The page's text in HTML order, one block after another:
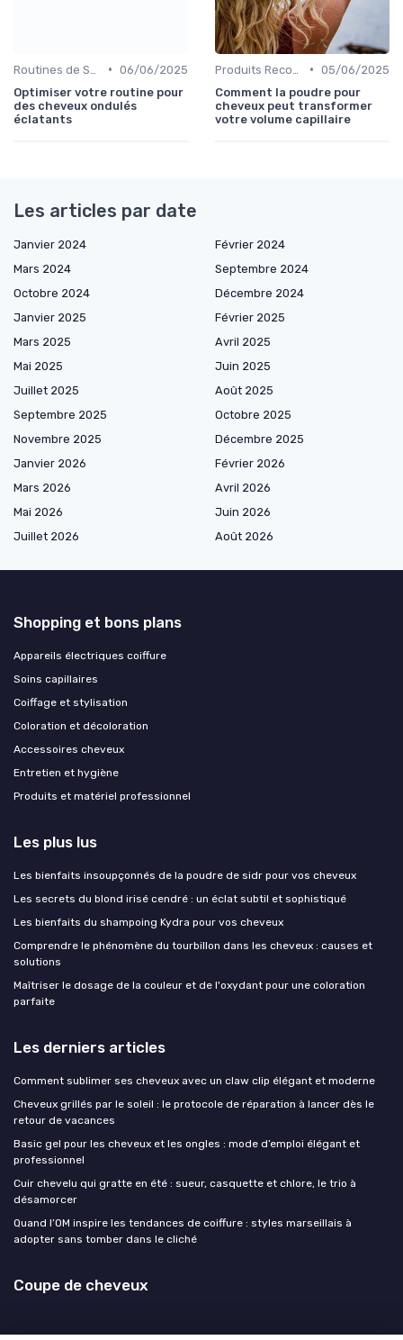
• 06/06/2025
Optimiser votre routine pour
des cheveux ondulés
éclatants
• 05/06/2025
Comment la poudre pour
cheveux peut transformer
votre volume capillaire
Les articles par date
Janvier 2024
Février 2024
Mars 2024
Septembre 2024
Octobre 2024
Décembre 2024
Janvier 2025
Février 2025
Mars 2025
Avril 2025
Mai 2025
Juin 2025
Juillet 2025
Août 2025
Septembre 2025
Octobre 2025
Novembre 2025
Décembre 2025
Janvier 2026
Février 2026
Mars 2026
Avril 2026
Mai 2026
Juin 2026
Juillet 2026
Août 2026
Shopping et bons plans
Appareils électriques coiffure
Soins capillaires
Coiffage et stylisation
Coloration et décoloration
Accessoires cheveux
Entretien et hygiène
Produits et matériel professionnel
Les plus lus
Les bienfaits insoupçonnés de la poudre de sidr pour vos cheveux
Les secrets du blond irisé cendré : un éclat subtil et sophistiqué
Les bienfaits du shampoing Kydra pour vos cheveux
Comprendre le phénomène du tourbillon dans les cheveux : causes et
solutions
Maîtriser le dosage de la couleur et de l'oxydant pour une coloration
parfaite
Les derniers articles
Comment sublimer ses cheveux avec un claw clip élégant et moderne
Cheveux grillés par le soleil : le protocole de réparation à lancer dès le
retour de vacances
Basic gel pour les cheveux et les ongles : mode d’emploi élégant et
professionnel
Cuir chevelu qui gratte en été : sueur, casquette et chlore, le trio à
désamorcer
Quand l’OM inspire les tendances de coiffure : styles marseillais à
adopter sans tomber dans le cliché
Coupe de cheveux